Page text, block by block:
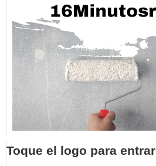
Toque el logo para entrar